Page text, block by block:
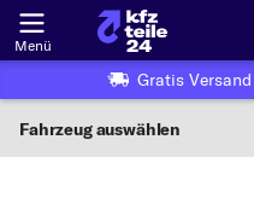
Menü
Gratis
Fahrzeug auswählen